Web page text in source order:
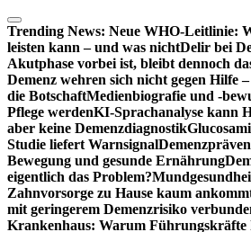
Zum
Inhalt
springen
Trending News: Neue WHO-Leitlinie:
leisten kann – und was nichtDelir bei
Akutphase vorbei ist, bleibt dennoch
Demenz wehren sich nicht gegen Hilfe
die BotschaftMedienbiografie und -
Pflege werdenKI-Sprachanalyse kann
aber keine Demenzdiagnostik
Studie liefert Warnsignal
Bewegung und gesunde Ernährung
eigentlich das Problem?
Zahnvorsorge zu Hause kaum
mit geringerem Demenzrisiko
Krankenhaus: Warum Führungskräfte